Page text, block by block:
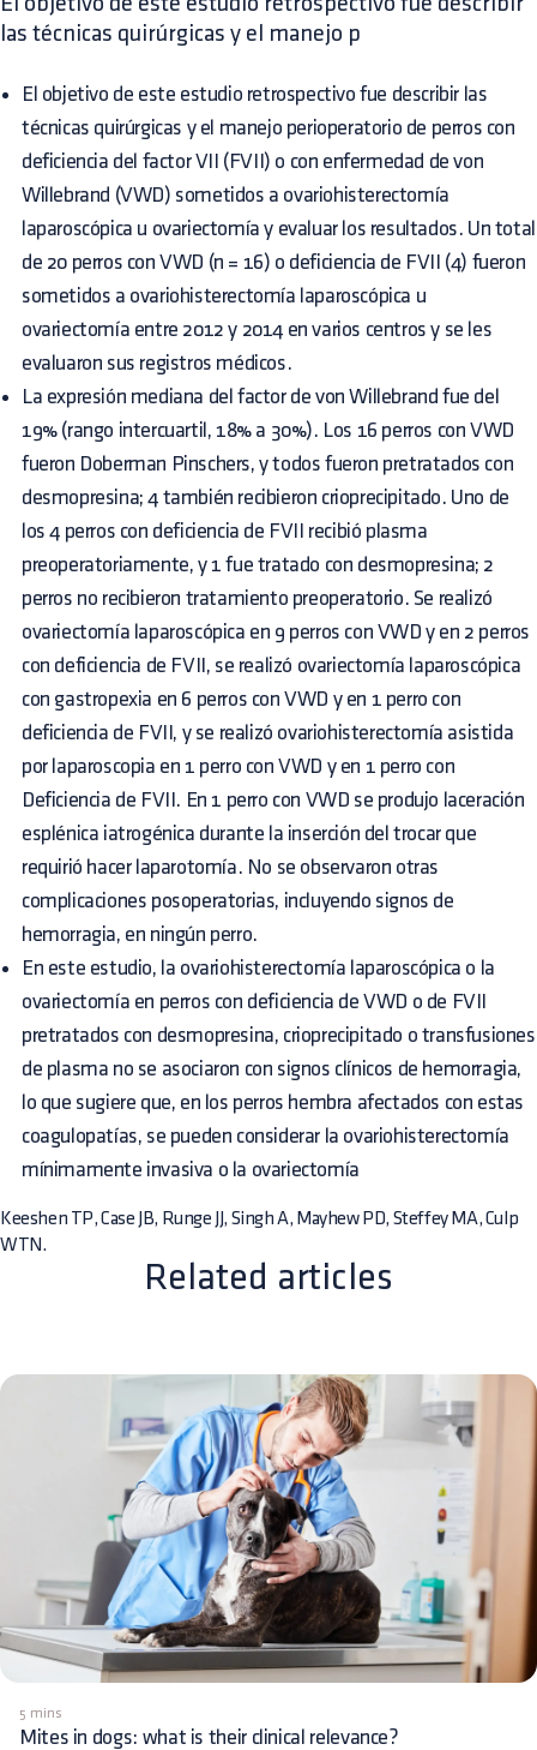
las técnicas quirúrgicas y el manejo p
El objetivo de este estudio retrospectivo fue describir las
técnicas quirúrgicas y el manejo perioperatorio de perros con
deficiencia del factor VII (FVII) o con enfermedad de von
Willebrand (VWD) sometidos a ovariohisterectomía
laparoscópica u ovariectomía y evaluar los resultados. Un total
de 20 perros con VWD (n = 16) o deficiencia de FVII (4) fueron
sometidos a ovariohisterectomía laparoscópica u
ovariectomía entre 2012 y 2014 en varios centros y se les
evaluaron sus registros médicos.
La expresión mediana del factor de von Willebrand fue del
19% (rango intercuartil, 18% a 30%). Los 16 perros con VWD
fueron Doberman Pinschers, y todos fueron pretratados con
desmopresina; 4 también recibieron crioprecipitado. Uno de
los 4 perros con deficiencia de FVII recibió plasma
preoperatoriamente, y 1 fue tratado con desmopresina; 2
perros no recibieron tratamiento preoperatorio. Se realizó
ovariectomía laparoscópica en 9 perros con VWD y en 2 perros
con deficiencia de FVII, se realizó ovariectomía laparoscópica
con gastropexia en 6 perros con VWD y en 1 perro con
deficiencia de FVII, y se realizó ovariohisterectomía asistida
por laparoscopia en 1 perro con VWD y en 1 perro con
Deficiencia de FVII. En 1 perro con VWD se produjo laceración
esplénica iatrogénica durante la inserción del trocar que
requirió hacer laparotomía. No se observaron otras
complicaciones posoperatorias, incluyendo signos de
hemorragia, en ningún perro.
En este estudio, la ovariohisterectomía laparoscópica o la
ovariectomía en perros con deficiencia de VWD o de FVII
pretratados con desmopresina, crioprecipitado o transfusiones
de plasma no se asociaron con signos clínicos de hemorragia,
lo que sugiere que, en los perros hembra afectados con estas
coagulopatías, se pueden considerar la ovariohisterectomía
mínimamente invasiva o la ovariectomía
Keeshen TP, Case JB, Runge JJ, Singh A, Mayhew PD, Steffey MA, Culp
WTN.
Related articles
5 mins
Mites in dogs: what is their clinical relevance?